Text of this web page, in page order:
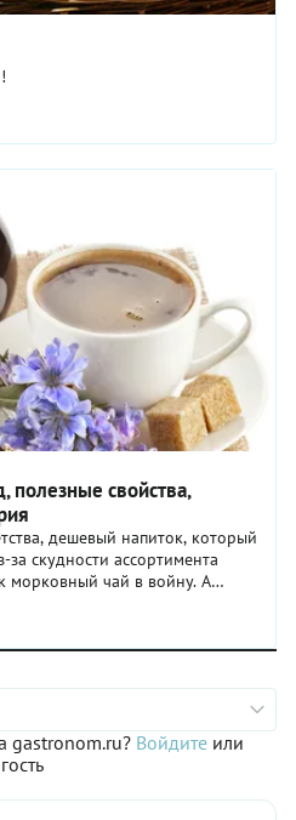
полезные свойства,
дешевый напиток, который
скудности ассортимента
морковный чай в войну. А
не на шутку увлеклись
gastronom.ru? Войдите или